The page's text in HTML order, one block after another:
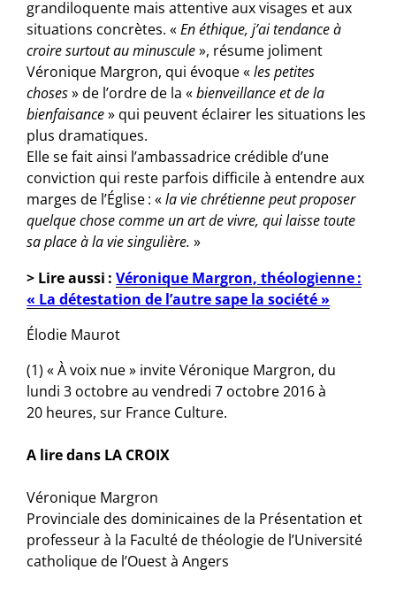
grandiloquente mais attentive aux visages et aux
situations concrètes. «En éthique, j’ai tendance à
croire surtout au minuscule», résume joliment
Véronique Margron, qui évoque «les petites
choses» de l’ordre de la «bienveillance et de la
bienfaisance» qui peuvent éclairer les situations les
plus dramatiques.
Elle se fait ainsi l’ambassadrice crédible d’une
conviction qui reste parfois difficile à entendre aux
marges de l’Église : «la vie chrétienne peut proposer
quelque chose comme un art de vivre, qui laisse toute
sa place à la vie singulière. »
> Lire aussi :Véronique Margron, théologienne :
« La détestation de l’autre sape la société »
Élodie Maurot
(1) « À voix nue » invite Véronique Margron, du
lundi 3 octobre au vendredi 7 octobre 2016 à
20 heures, sur France Culture.
A lire dans LA CROIX
Véronique Margron
Provinciale des dominicaines de la Présentation et
professeur à la Faculté de théologie de l’Université
catholique de l’Ouest à Angers